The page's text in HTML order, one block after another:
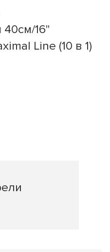
40см/16''
Line (10 в 1)